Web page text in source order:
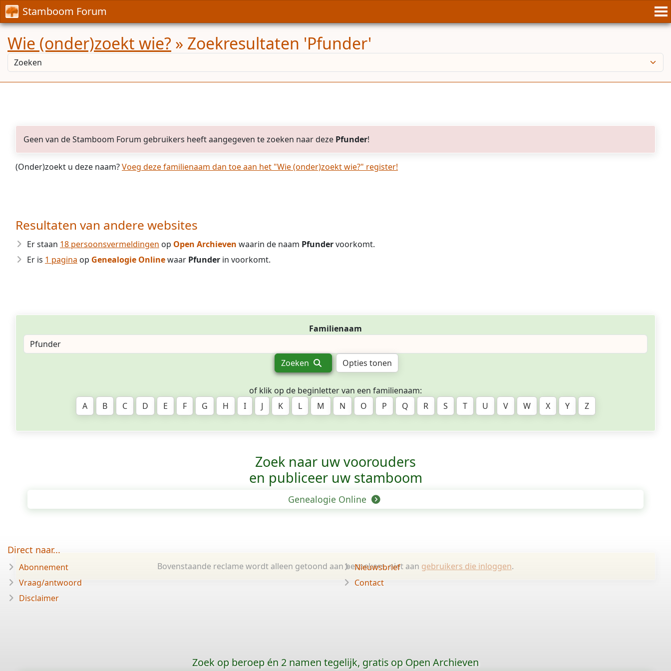
Stamboom Forum
Wie (onder)zoekt wie? » Zoekresultaten 'Pfunder'
Geen van de Stamboom Forum gebruikers heeft aangegeven te zoeken naar deze Pfunder!
(Onder)zoekt u deze naam?Voeg deze familienaam dan toe aan het "Wie (onder)zoekt wie?" register!
Resultaten van andere websites
Er staan 18 persoonsvermeldingen op Open Archieven waarin de naam Pfundervoorkomt.
Er is 1 pagina op Genealogie Onlinewaar Pfunder in voorkomt.
Familienaam
Zoeken Opties tonen
of klik op de beginletter van een familienaam:
A
B C D E F G H I J K L M N O P Q R S T U V W X Y Z
Zoek naar uw voorouders
en publiceer uw stamboom
Genealogie Online
Bovenstaande reclame wordt alleen getoond aan bezoekers, niet aan gebruikers die inloggen.
Direct naar...
Abonnement
Vraag/antwoord
Disclaimer
Nieuwsbrief
Contact
Zoek op beroep én 2 namen tegelijk, gratis op Open Archieven